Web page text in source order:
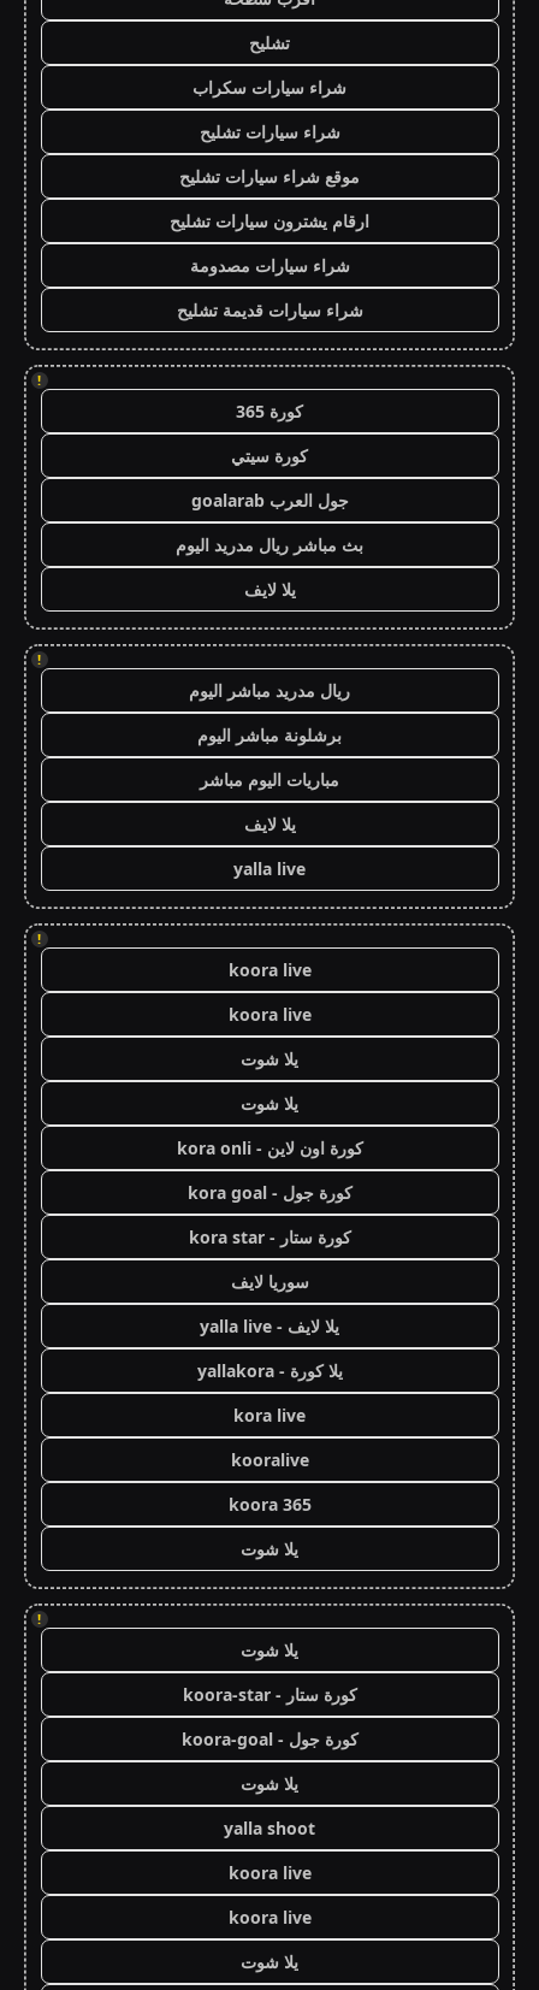
تشليح
شراء سيارات سكراب
شراء سيارات تشليح
موقع شراء سيارات تشليح
ارقام يشترون سيارات تشليح
شراء سيارات مصدومة
شراء سيارات قديمة تشليح
!
كورة 365
كورة سيتي
جول العرب goalarab
بث مباشر ريال مدريد اليوم
يلا لايف
!
ريال مدريد مباشر اليوم
برشلونة مباشر اليوم
مباريات اليوم مباشر
يلا لايف
yalla live
!
koora live
koora live
يلا شوت
يلا شوت
كورة اون لاين - kora onli
كورة جول - kora goal
كورة ستار - kora star
سوريا لايف
يلا لايف - yalla live
يلا كورة - yallakora
kora live
kooralive
koora 365
يلا شوت
!
يلا شوت
كورة ستار - koora-star
كورة جول - koora-goal
يلا شوت
yalla shoot
koora live
koora live
يلا شوت